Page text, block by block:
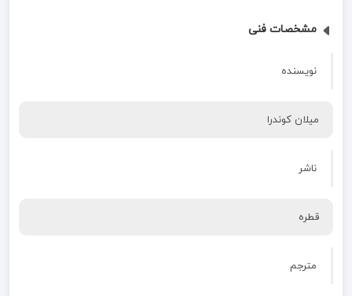
مشخصات فنی
نویسنده
میلان کوندرا
ناشر
قطره
مترجم